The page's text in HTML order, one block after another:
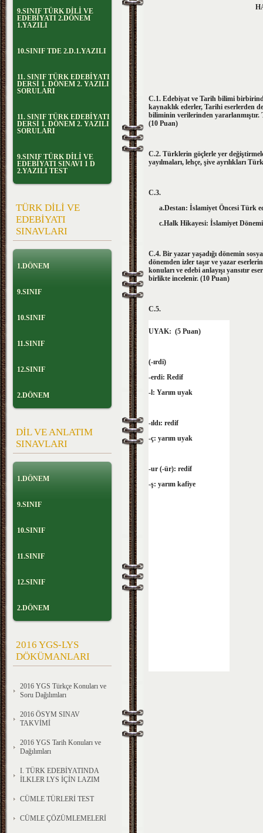
9.SINIF TÜRK DİLİ VE
EDEBİYATI 2.DÖNEM
1.YAZILI
10.SINIF TDE 2.D.1.YAZILI
11. SINIF TÜRK EDEBİYATI
DERSİ 1. DÖNEM 2. YAZILI
SORULARI
11. SINIF TÜRK EDEBİYATI
DERSİ 1. DÖNEM 2. YAZILI
SORULARI
9.SINIF TÜRK DİLİ VE
EDEBİYATI SINAVI 1 D
2.YAZILI TEST
TÜRK DİLİ VE
EDEBİYATI
SINAVLARI
1.DÖNEM
9.SINIF
10.SINIF
11.SINIF
12.SINIF
2.DÖNEM
DİL VE ANLATIM
SINAVLARI
1.DÖNEM
9.SINIF
10.SINIF
11.SINIF
12.SINIF
2.DÖNEM
2016 YGS-LYS
DÖKÜMANLARI
2016 YGS Türkçe Konuları ve
Soru Dağılımları
2016 ÖSYM SINAV
TAKVİMİ
2016 YGS Tarih Konuları ve
Dağılımları
I. TÜRK EDEBİYATINDA
İLKLER LYS İÇİN LAZIM
CÜMLE TÜRLERİ TEST
CÜMLE ÇÖZÜMLEMELERİ
C.1. Edebiyat ve Tarih bilimi
kaynaklık ederler, Tarihi eserlerden
biliminin verilerinden yararlanmıştır.
(10 Puan)
C.2. Türklerin göçlerle yer
yayılmaları, lehçe, şive ayrılıkları
C.3.
a.Destan: İslamiyet Öncesi
c.Halk Hikayesi: İslamiyet
C.4. Bir yazar yaşadığı dönemin
dönemden izler taşır ve yazar
konuları ve edebi anlayışı yansıtır
birlikte incelenir. (10 Puan)
C.5.
UYAK: (5 Puan)
(-ırdi)
-erdi: Redif
-l: Yarım uyak
-ıldı: redif
-ç: yarım uyak
-ur (-ür): redif
-ş: yarım kafiye